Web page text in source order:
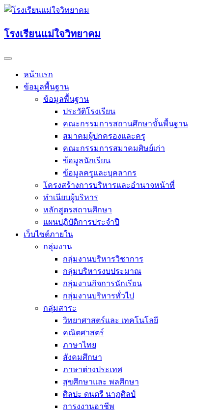
Skip
โรงเรียนแม่ใจวิทยาคม
หน้าแรก
ข้อมูลพื้นฐาน
ข้อมูลพื้นฐาน
ประวัติโรงเรียน
คณะกรรมการสถานศึกษาขั้นพื้นฐาน
สมาคมผู้ปกครองและครู
คณะกรรมการสมาคมศิษย์เก่า
ข้อมูลนักเรียน
ข้อมูลครูและบุคลากร
โครงสร้างการบริหารและอำนาจหน้าที่
ทำเนียบผู้บริหาร
หลักสูตรสถานศึกษา
แผนปฏิบัติการประจำปี
เว็บไซต์ภายใน
กลุ่มงาน
กลุ่มงานบริหารวิชาการ
กลุ่มบริหารงบประมาณ
กลุ่มงานกิจการนักเรียน
กลุ่มงานบริหารทั่วไป
กลุ่มสาระ
วิทยาศาสตร์และ เทคโนโลยี
คณิตศาสตร์
ภาษาไทย
สังคมศึกษา
ภาษาต่างประเทศ
สุขศึกษาและ พลศึกษา
ศิลปะ ดนตรี นาฏศิลป์
การงงานอาชีพ